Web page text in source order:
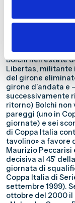
interna
ceduto al Siena a
effetti sperati,
adeguatamente
si dimentichi che
Bolchi nell’estate
Libertas, militante
del girone
girone d’andata e
successivamente
ritorno) Bolchi
pareggi (uno in
giornate) e sei
di Coppa Italia
tavolino» a favore
Maurizio Peccarisi
decisiva al 45’
giornata di
Coppa Italia di
settembre 1999).
ottobre del 2000